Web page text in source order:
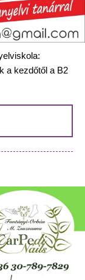
a kezdőtől a B2